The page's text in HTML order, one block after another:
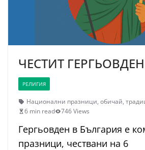
ЧЕСТИТ
РЕЛИГИЯ
Национални празници, обичай,
6 min read
746 Views
Гергьовден в България е
празници, чествани на 6